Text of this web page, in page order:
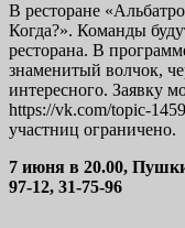
В ресторане
Когда?». Команды
ресторана. В
знаменитый волчок,
интересного. Заявку
https://vk.com/topic-
участниц ограничено.
7 июня в 20.00,
97-12, 31-75-96